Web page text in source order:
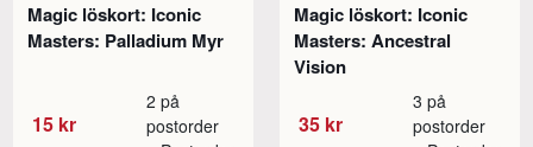
Magic löskort: Iconic
Masters: Palladium Myr
15 kr
2 på
postorder
Magic löskort: Iconic
Masters: Ancestral
Vision
35 kr
3 på
postorder